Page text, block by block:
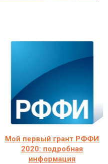
Мой первый грант РФФИ
2020: подробная
информация